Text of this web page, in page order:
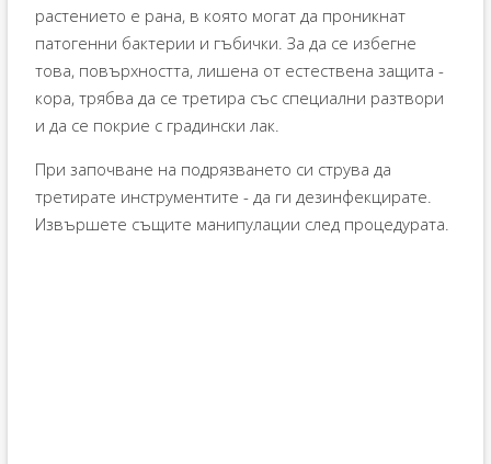
растението е рана, в която могат да проникнат
патогенни бактерии и гъбички. За да се избегне
това, повърхността, лишена от естествена защита -
кора, трябва да се третира със специални разтвори
и да се покрие с градински лак.
При започване на подрязването си струва да
третирате инструментите - да ги дезинфекцирате.
Извършете същите манипулации след процедурата.